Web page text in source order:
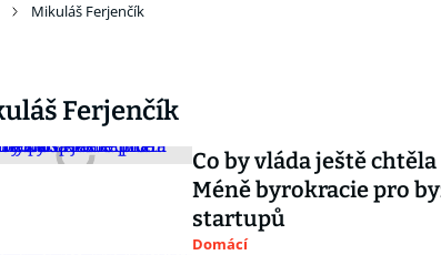
Mikuláš Ferjenčík
Ferjenčík
Co by vláda ještě
Méně byrokracie pro
startupů
Domácí